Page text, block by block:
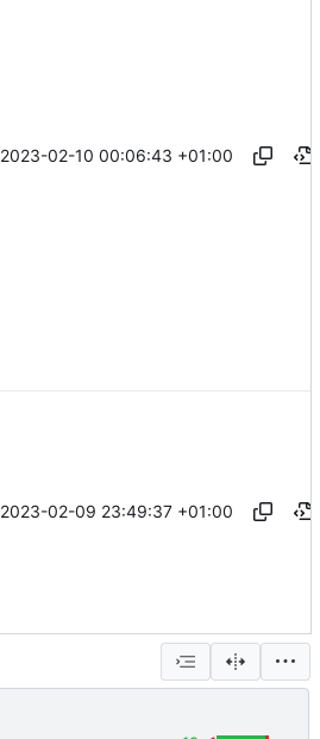
2023-02-10 00:06:43 +01:00
2023-02-09 23:49:37 +01:00